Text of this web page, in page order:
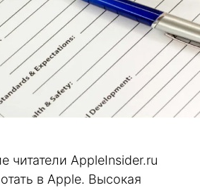
читатели AppleInsider.ru
в Apple. Высокая